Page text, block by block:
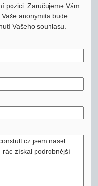
pozici. Zaručujeme Vám
anonymita bude
Vašeho souhlasu.